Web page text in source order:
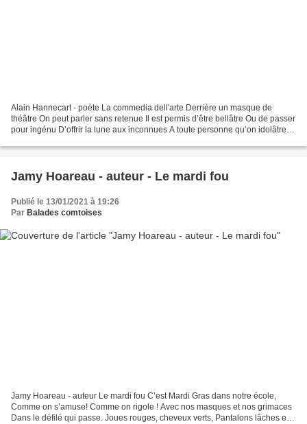
Alain Hannecart - poète La commedia dell'arte Derrière un masque de
théâtre On peut parler sans retenue Il est permis d’être bellâtre Ou de passer
pour ingénu D’offrir la lune aux inconnues A toute personne qu’on idolâtre
Jamy Hoareau - auteur - Le mardi fou
Publié le 13/01/2021 à 19:26
Par Balades comtoises
Jamy Hoareau - auteur Le mardi fou C’est Mardi Gras dans notre école,
Comme on s’amuse! Comme on rigole ! Avec nos masques et nos grimaces
Dans le défilé qui passe. Joues rouges, cheveux verts, Pantalons lâches et